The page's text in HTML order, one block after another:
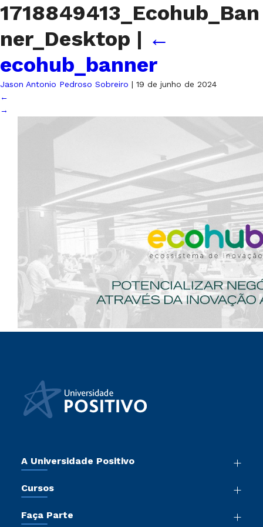
1718849413_Ecohub_Ban
ner_Desktop | ←
ecohub_banner
Jason Antonio Pedroso Sobreiro | 19 de junho de 2024
←
→
A Universidade Positivo
Sala de Imprensa
Cursos
Pós-Graduação
Faça Parte